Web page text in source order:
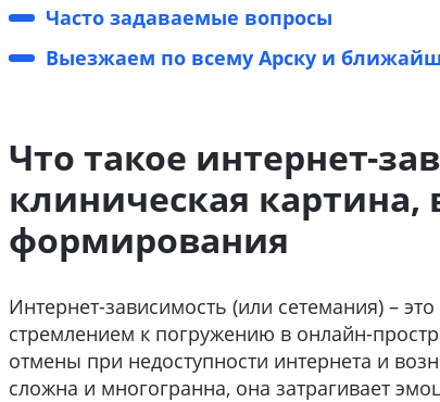
Часто задаваемые вопросы
Выезжаем по всему Арску и
Что такое интернет-
клиническая
формирования
Интернет-зависимость (или сетемания) –
стремлением к погружению в онлайн-
отмены при недоступности интернета и
сложна и многогранна, она затрагивает